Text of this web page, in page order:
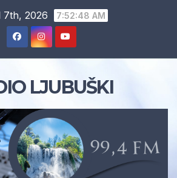
7th, 2026 7:52:49 AM
LJUBUŠKI